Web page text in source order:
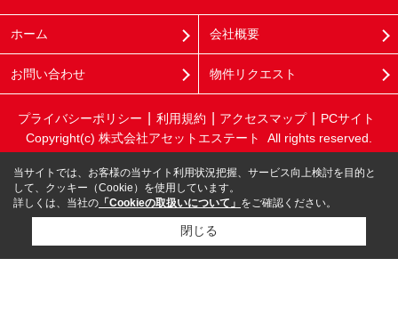
ホーム 会社概要
お問い合わせ 物件リクエスト
プライバシーポリシー 利用規約 アクセスマップ
PCサイト
Copyright(c) 株式会社アセットエステート All rights reserved.
当サイトでは、お客様の当サイト利用状況把握、サービス向上検討を目的と
して、クッキー（Cookie）を使用しています。
詳しくは、当社の 「Cookieの取扱いについて」 をご確認ください。
閉じる